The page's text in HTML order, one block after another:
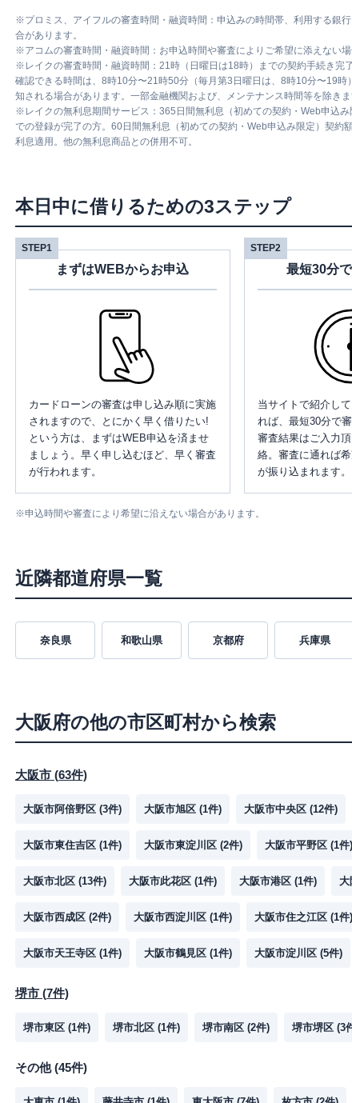
※プロミス、アイフルの審査時間・融資時間：申込みの時間帯、利用する銀
合があります。
※アコムの審査時間・融資時間：お申込時間や審査によりご希望に添えない場
※ レイクの審査時間・融資時間：21時（日曜日は18時）までの契約手続き
確認できる時間は、8時10分〜21時50分（毎月第3日曜日は、8時10分〜19
知される場合があります。一部金融機関および、メンテナンス時間等を除きま
※ レイクの無利息期間サービス：365日間無利息（初めての契約・Web申込
での登録が完了の方。60日間無利息（初めての契約・Web申込み限定）契
利息適用。他の無利息商品との併用不可。
本日中に借りるための3ステップ
STEP1
まずはWEBからお申込
カードローンの審査は申し込み順に実施
されますので、とにかく早く借りたい!
という方は、まずはWEB申込を済ませ
ましょう。早く申し込むほど、早く審査
が行われます。
STEP2
最短30分
当サイトで紹介し
れば、最短30分で
審査結果はご入力
絡。審査に通れば
が振り込まれます。
※申込時間や審査により希望に沿えない場合があります。
近隣都道府県一覧
奈良県 和歌山県 京都府 兵庫県
大阪府の他の市区町村から検索
大阪市 (63件)
大阪市阿倍野区 (3件) 大阪市旭区 (1件) 大阪市中央区 (12件)
大阪市東住吉区 (1件) 大阪市東淀川区 (2件) 大阪市平野区 (1件)
大阪市北区 (13件) 大阪市此花区 (1件) 大阪市港区 (1件) 大
大阪市西成区 (2件) 大阪市西淀川区 (1件) 大阪市住之江区 (1件)
大阪市天王寺区 (1件) 大阪市鶴見区 (1件) 大阪市淀川区 (5件)
堺市 (7件)
堺市東区 (1件) 堺市北区 (1件) 堺市南区 (2件) 堺市堺区 (3
その他(45件)